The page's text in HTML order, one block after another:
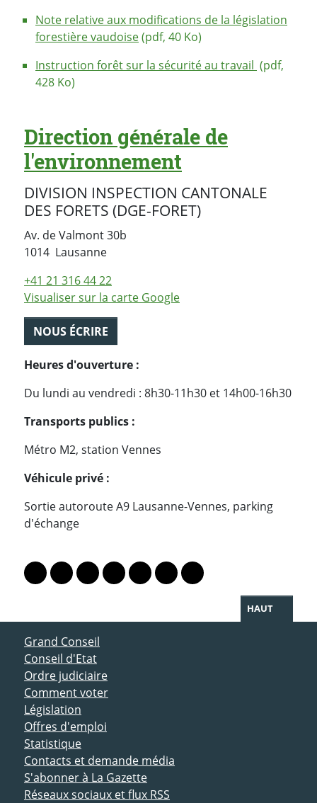
Note relative aux modifications de la législation
forestière vaudoise(pdf, 40 Ko)
Instruction forêt sur la sécurité au travail (pdf,
428 Ko)
Direction générale de
l'environnement
DIVISION INSPECTION CANTONALE
DES FORETS (DGE-FORET)
Av. de Valmont 30b
1014 LausanneSuisse
+41 21 316 44 22
Visualiser sur la carte Google
NOUS ÉCRIRE
Heures d'ouverture :
Du lundi au vendredi : 8h30-11h30 et 14h00-16h30
Transports publics :
Métro M2, station Vennes
Véhicule privé :
Sortie autoroute A9 Lausanne-Vennes, parking
d'échange
Lien vers le profil Mastodon
Lien vers le profil Bluesky
Lien vers le profil Instagram
Lien vers le profil Linkedin
Lien vers le profil Facebook
Lien vers le profil Twitter
Partager par WhatsApp
HAUT
ACCÈS DIRECT
Grand Conseil
Conseil d'Etat
Ordre judiciaire
Comment voter
Législation
Offres d'emploi
Statistique
Contacts et demande média
S'abonner à La Gazette
Réseaux sociaux et flux RSS